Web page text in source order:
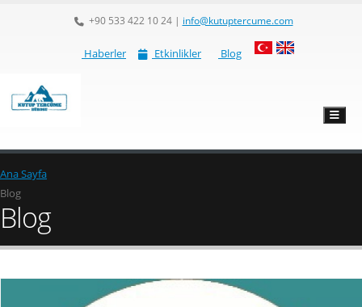
+90 533 422 10 24| info@kutuptercume.com
Haberler Etkinlikler Blog
Ana Sayfa
Blog
Blog